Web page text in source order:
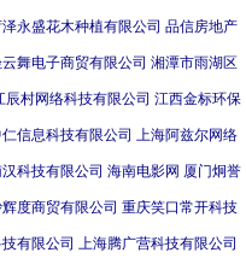
永盛花木种植有限公司 品信房地产
舞电子商贸有限公司 湘潭市雨湖区
辰村网络科技有限公司 江西金标环保
信息科技有限公司 上海阿兹尔网络
科技有限公司 海南电影网 厦门炯誉
度商贸有限公司 重庆笑口常开科技
有限公司 上海腾广营科技有限公司